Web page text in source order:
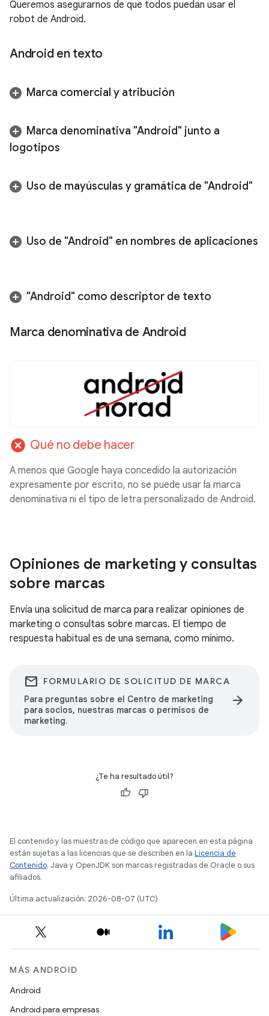
Queremos asegurarnos de que todos puedan usar el
robot de Android.
Android en texto
Marca comercial y atribución
Marca denominativa "Android" junto a
logotipos
Uso de mayúsculas y gramática de "Android"
Uso de "Android" en nombres de aplicaciones
"Android" como descriptor de texto
Marca denominativa de Android
cancel Qué no debe hacer
A menos que Google haya concedido la autorización
expresamente por escrito, no se puede usar la marca
denominativa ni el tipo de letra personalizado de Android.
Opiniones de marketing y consultas
sobre marcas
Envía una solicitud de marca para realizar opiniones de
marketing o consultas sobre marcas. El tiempo de
respuesta habitual es de una semana, como mínimo.
email
FORMULARIO DE SOLICITUD DE MARCA
Para preguntas sobre el Centro de marketing
para socios, nuestras marcas o permisos de
marketing.
arrow_forward
¿Te ha resultado útil?
El contenido y las muestras de código que aparecen en esta página
están sujetas a las licencias que se describen en la Licencia de
Contenido. Java y OpenJDK son marcas registradas de Oracle o sus
afiliados.
Última actualización: 2026-08-07 (UTC)
MÁS ANDROID
Android
Android para empresas